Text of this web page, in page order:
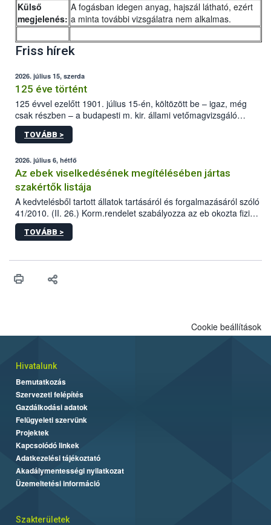
Külső
megjelenés:
A fogásban idegen anyag, hajszál látható, ezért
a minta további vizsgálatra nem alkalmas.
Friss hírek
2026. július 15, szerda
125 éve történt
125 évvel ezelőtt 1901. július 15-én, költözött be – igaz, még
csak részben – a budapesti m. kir. állami vetőmagvizsgáló
állomás a Kis Rókus utca 15. szám alatti, Czigler Győző által
tervezett új épületébe.
TOVÁBB >
2026. július 6, hétfő
Az ebek viselkedésének megítélésében jártas
szakértők listája
A kedvtelésből tartott állatok tartásáról és forgalmazásáról szóló
41/2010. (II. 26.) Korm.rendelet szabályozza az eb okozta fizikai
sérülés, illetve ennek veszélye keletkezésekor felmerülő
hatósági feladatokat, valamint a veszélyes eb tartását és annak
vonni az ebek viselkedésének megítélésében jártas szakértőt.
TOVÁBB >
Cookie beállítások
Hivatalunk
Bemutatkozás
Szervezeti felépítés
Gazdálkodási adatok
Felügyeleti szervünk
Projektek
Kapcsolódó linkek
Adatkezelési tájékoztató
Akadálymentességi nyilatkozat
Üzemeltetési információ
Szakterületek